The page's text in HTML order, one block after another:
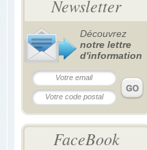
Newsletter
Découvrez
notre lettre
d'information
FaceBook